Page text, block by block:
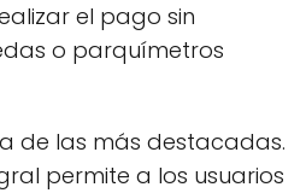
el pago sin
o parquímetros
de las más destacadas.
permite a los usuarios